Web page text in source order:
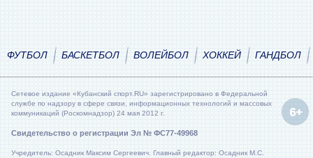
ФУТБОЛ БАСКЕТБОЛ ВОЛЕЙБОЛ ХОККЕЙ ГАНДБОЛ
Сетевое издание «Кубанский спорт.RU» зарегистрировано в Федеральной
службе по надзору в сфере связи, информационных технологий и массовых
коммуникаций (Роскомнадзор) 24 мая 2012 г.
Свидетельство о регистрации Эл № ФС77-49968
Учредитель: Осадник Максим Сергеевич. Главный редактор: Осадник М.С.